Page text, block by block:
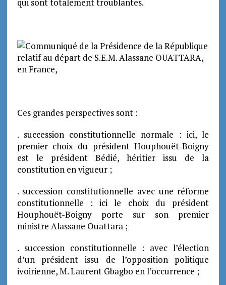
qui sont totalement troublantes.
Ces grandes perspectives sont :
. succession constitutionnelle normale : ici, le
premier choix du président Houphouët-Boigny
est le président Bédié, héritier issu de la
constitution en vigueur ;
. succession constitutionnelle avec une réforme
constitutionnelle : ici le choix du président
Houphouët-Boigny porte sur son premier
ministre Alassane Ouattara ;
. succession constitutionnelle : avec l’élection
d’un président issu de l’opposition politique
ivoirienne, M. Laurent Gbagbo en l’occurrence ;